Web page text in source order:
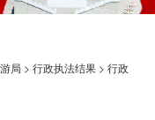
局 >行政执法结果 >行政